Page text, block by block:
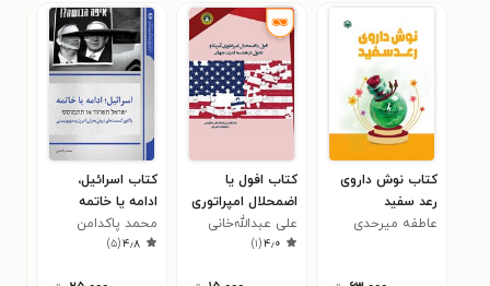
کتاب نوش داروی
رعد سفید
عاطفه میرحدی
کتاب افول یا
اضمحلال امپراتوری
آمریکا و تحول در
هندسه قدرت جهانی
علی عبدالله‌خانی
۴٫۰(۱)
کتاب اسرائیل،
ادامه یا خاتمه
محمد پاکدامن
۴٫۸(۵)